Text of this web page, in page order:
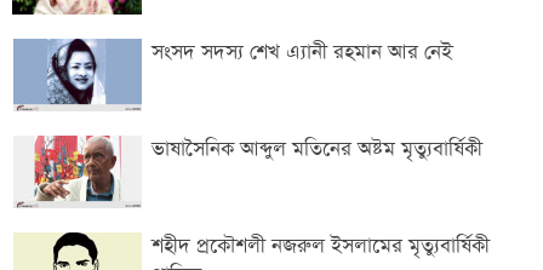
সংসদ সদস্য শেখ এ্যানী রহমান আর নেই
ভাষাসৈনিক আব্দুল মতিনের অষ্টম মৃত্যুবার্ষিকী
শহীদ প্রকৌশলী নজরুল ইসলামের মৃত্যুবার্ষিকী